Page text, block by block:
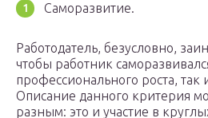
Саморазвитие.
Работодатель, безусловно,
чтобы работник
профессионального роста, так
Описание данного критерия
разным: это и участие в